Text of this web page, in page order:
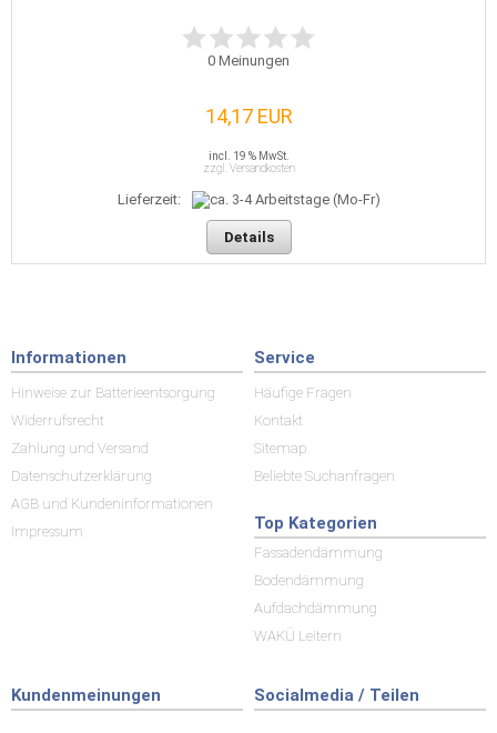
0 Meinungen
14,17 EUR
incl. 19 % MwSt.
zzgl. Versandkosten
Lieferzeit:
Details
Informationen
Hinweise zur Batterieentsorgung
Widerrufsrecht
Zahlung und Versand
Datenschutzerklärung
AGB und Kundeninformationen
Impressum
Service
Häufige Fragen
Kontakt
Sitemap
Beliebte Suchanfragen
Top Kategorien
Fassadendämmung
Bodendämmung
Aufdachdämmung
WAKÜ Leitern
Kundenmeinungen Socialmedia / Teilen